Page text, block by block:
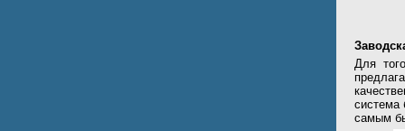
Для
система
самым